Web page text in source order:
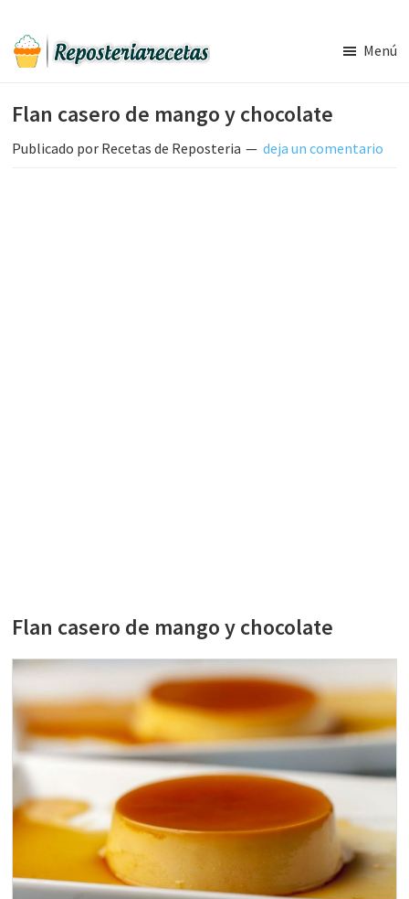
contenido
lateral
principal
Reposteria
Menú
Flan casero de mango y chocolate
Publicado por Recetas de Reposteria deja un comentario
Flan casero de mango y chocolate